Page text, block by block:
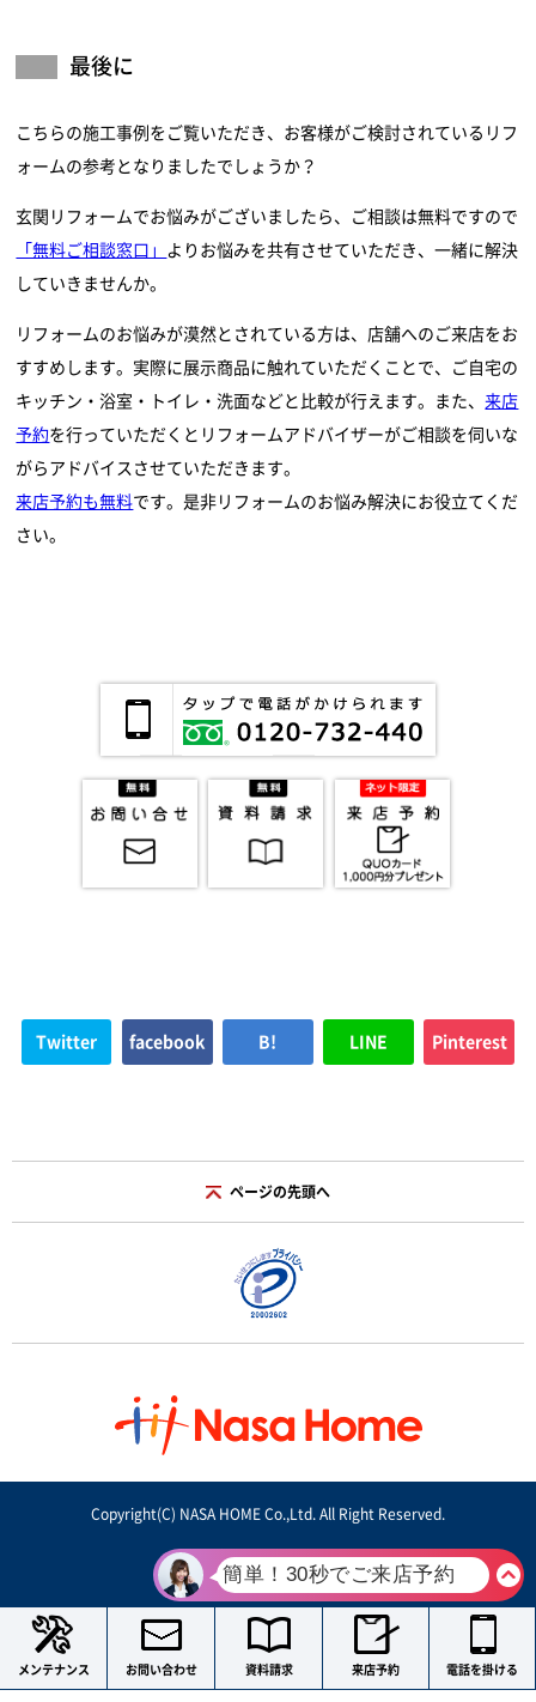
最後に
こちらの施工事例をご覧いただき、お客様がご検討されているリフ
ォームの参考となりましたでしょうか？
玄関リフォームでお悩みがございましたら、ご相談は無料ですので
「無料ご相談窓口」
よりお悩みを共有させていただき、一緒に解決
していきませんか。
リフォームのお悩みが漠然とされている方は、店舗へのご来店をお
すすめします。実際に展示商品に触れていただくことで、ご自宅の
キッチン・浴室・トイレ・洗面などと比較が行えます。また、来店
予約を行っていただくとリフォームアドバイザーがご相談を伺いな
がらアドバイスさせていただきます。
来店予約も無料です。是非リフォームのお悩み解決にお役立てくだ
さい。
Twitter facebook B! LINE Pinterest
ページの先頭へ
Copyright(C) NASA HOME Co.,Ltd. All Right Reserved.
メンテナンス お問い合わせ 資料請求 来店予約 電話を掛ける